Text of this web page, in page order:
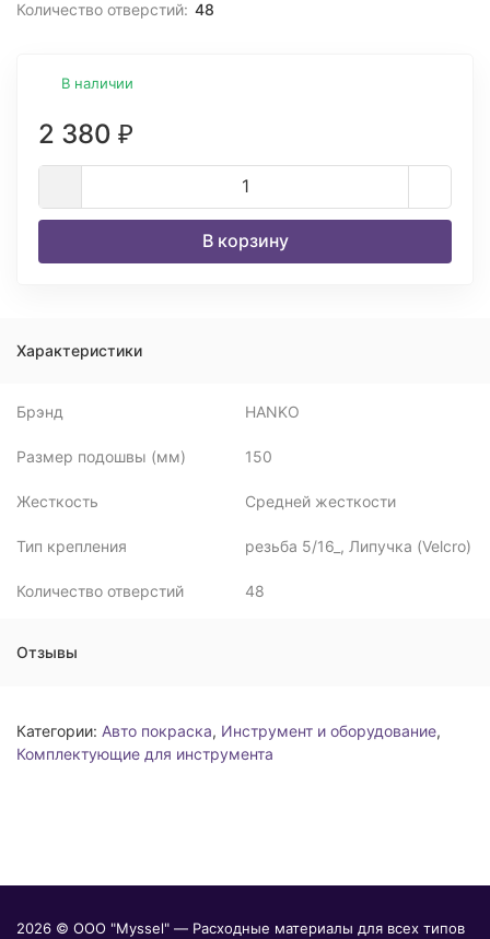
Количество отверстий: 48
В наличии
2 380 ₽
В корзину
Характеристики
Брэнд HANKO
Размер подошвы (мм) 150
Жесткость Средней жесткости
Тип крепления резьба 5/16_, Липучка (Velcro)
Количество отверстий 48
Отзывы
Категории: Авто покраска, Инструмент и оборудование,
Комплектующие для инструмента
2026 © ООО "Myssel" — Расходные материалы для всех типов